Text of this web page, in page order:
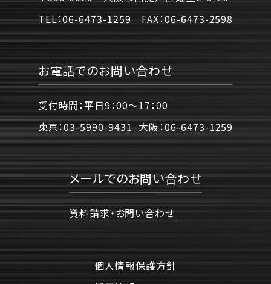
TEL：06-6473-1259 FAX：06-6473-2598
お電話でのお問い合わせ
受付時間：平日9：00〜17：00
東京：03-5990-9431 大阪：06-6473-1259
メールでのお問い合わせ
資料請求・お問い合わせ
個人情報保護方針